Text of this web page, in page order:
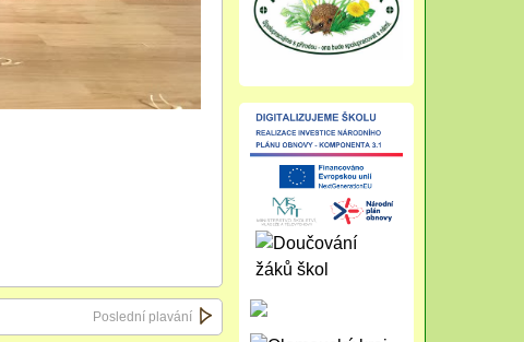
Poslední plavání